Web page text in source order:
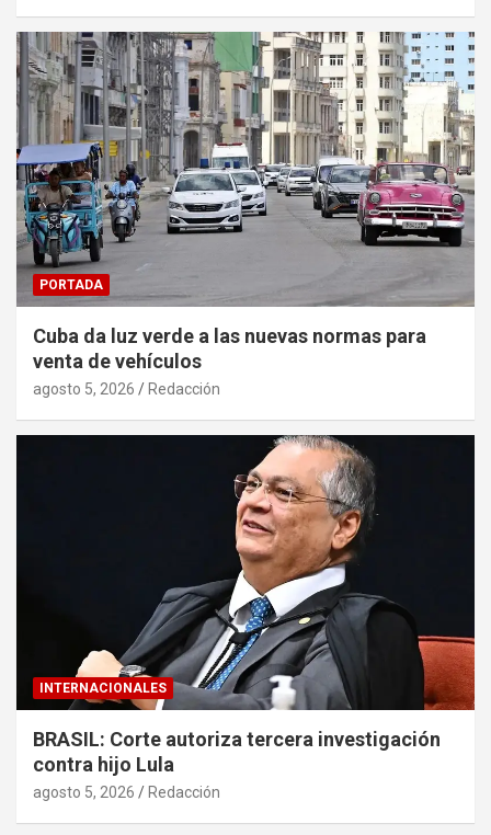
PORTADA
Cuba da luz verde a las nuevas normas para
venta de vehículos
agosto 5, 2026 Redacción
INTERNACIONALES
BRASIL: Corte autoriza tercera investigación
contra hijo Lula
agosto 5, 2026 Redacción